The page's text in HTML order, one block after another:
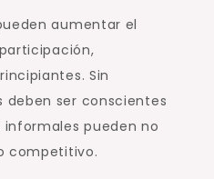
aumentar el
Sin
deben ser conscientes
pueden no
competitivo.